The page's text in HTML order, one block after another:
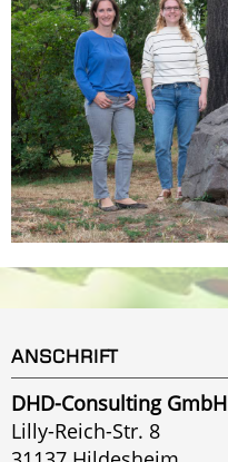
ANSCHRIFT
DHD-Consulting GmbH
Lilly-Reich-Str. 8